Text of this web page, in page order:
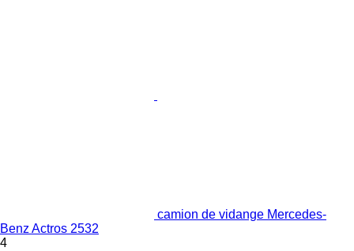
camion de vidange Mercedes-
Benz Actros 2532
4